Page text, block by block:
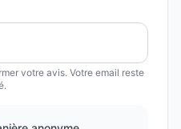
votre avis. Votre email reste